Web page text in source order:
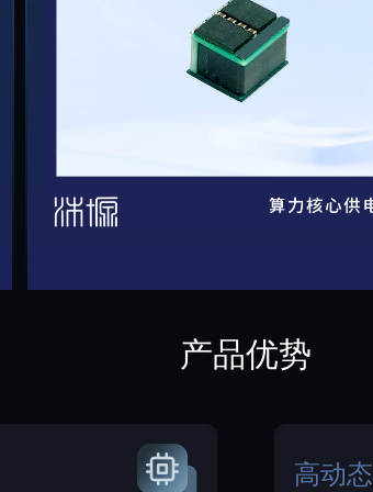
产品优势
高动态